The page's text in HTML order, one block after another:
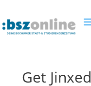
Get Jinxed